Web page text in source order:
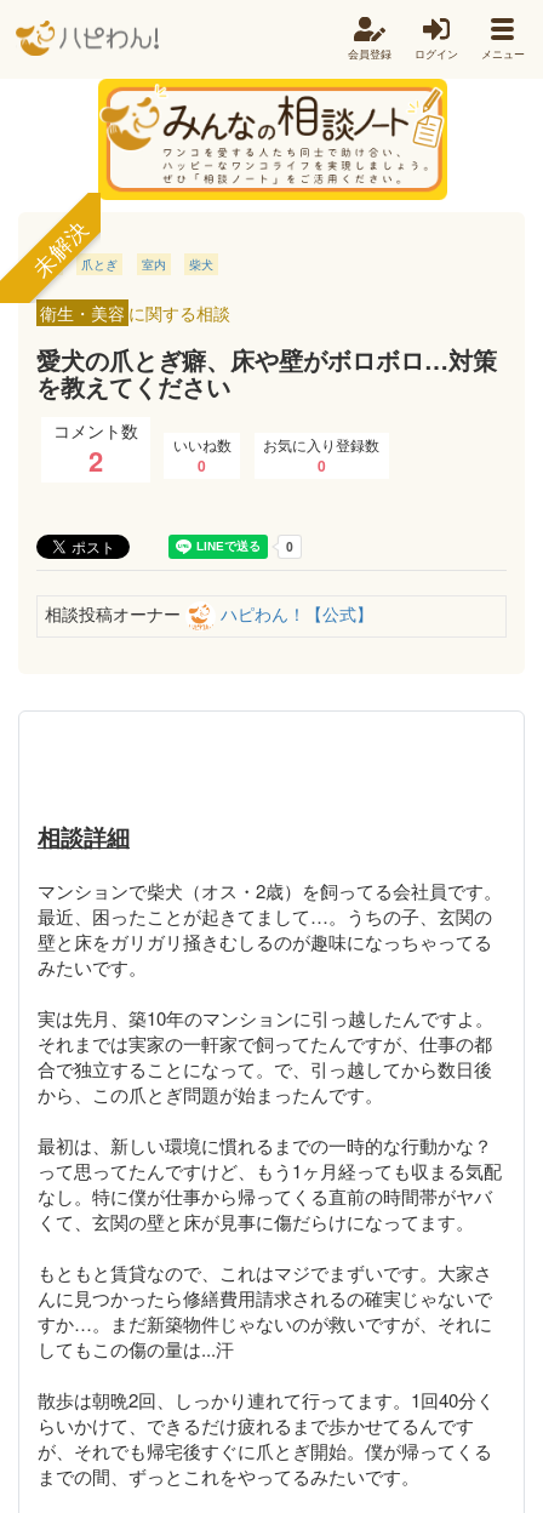
会員登録 ログイン メニュー
未解決
爪 爪とぎ 室内 柴犬
衛生・美容 に関する相談
愛犬の爪とぎ癖、床や壁がボロボロ…対策
を教えてください
コメント数
2 いいね数
0
お気に入り登録数
0
相談投稿オーナー ハピわん！【公式】
相談詳細
マンションで柴犬（オス・2歳）を飼ってる会社員です。
最近、困ったことが起きてまして…。うちの子、玄関の
壁と床をガリガリ掻きむしるのが趣味になっちゃってる
みたいです。
実は先月、築10年のマンションに引っ越したんですよ。
それまでは実家の一軒家で飼ってたんですが、仕事の都
合で独立することになって。で、引っ越してから数日後
から、この爪とぎ問題が始まったんです。
最初は、新しい環境に慣れるまでの一時的な行動かな？
って思ってたんですけど、もう1ヶ月経っても収まる気配
なし。特に僕が仕事から帰ってくる直前の時間帯がヤバ
くて、玄関の壁と床が見事に傷だらけになってます。
もともと賃貸なので、これはマジでまずいです。大家さ
んに見つかったら修繕費用請求されるの確実じゃないで
すか…。まだ新築物件じゃないのが救いですが、それに
してもこの傷の量は...汗
散歩は朝晩2回、しっかり連れて行ってます。1回40分く
らいかけて、できるだけ疲れるまで歩かせてるんです
が、それでも帰宅後すぐに爪とぎ開始。僕が帰ってくる
までの間、ずっとこれをやってるみたいです。